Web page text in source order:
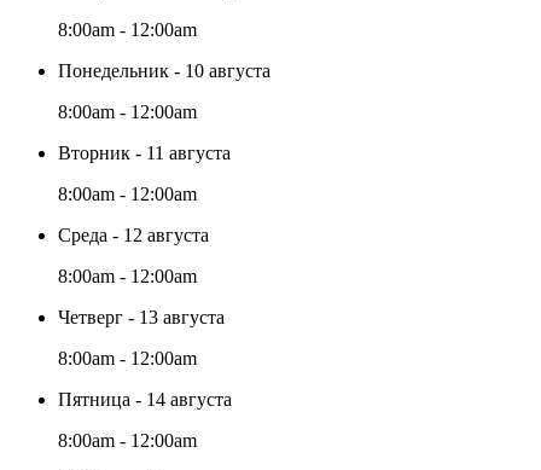
8:00am - 12:00am
Понедельник - 10 августа
8:00am - 12:00am
Вторник - 11 августа
8:00am - 12:00am
Среда - 12 августа
8:00am - 12:00am
Четверг - 13 августа
8:00am - 12:00am
Пятница - 14 августа
8:00am - 12:00am